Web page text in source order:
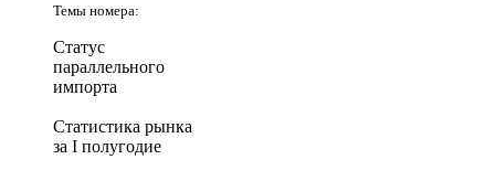
Темы номера:
Статус
параллельного
импорта
Статистика рынка
за I полугодие